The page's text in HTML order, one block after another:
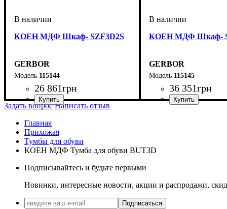
КОЕН МДФ Шкаф- SZF3D2S
GERBOR
115144
26 861грн
ширина, мм: 1630,5
высота, мм : 2080
глубина, мм: 560,5
КОЕН МДФ Шкаф-
GERBOR
115145
36 351грн
Задать вопрос Написать отзыв
Главная
Прихожая
Тумбы для обуви
КОЕН МДФ Тумба для обуви BUT3D
Подписывайтесь и будьте первыми
Новинки, интересные новости, акции и распродажи,
Подписаться